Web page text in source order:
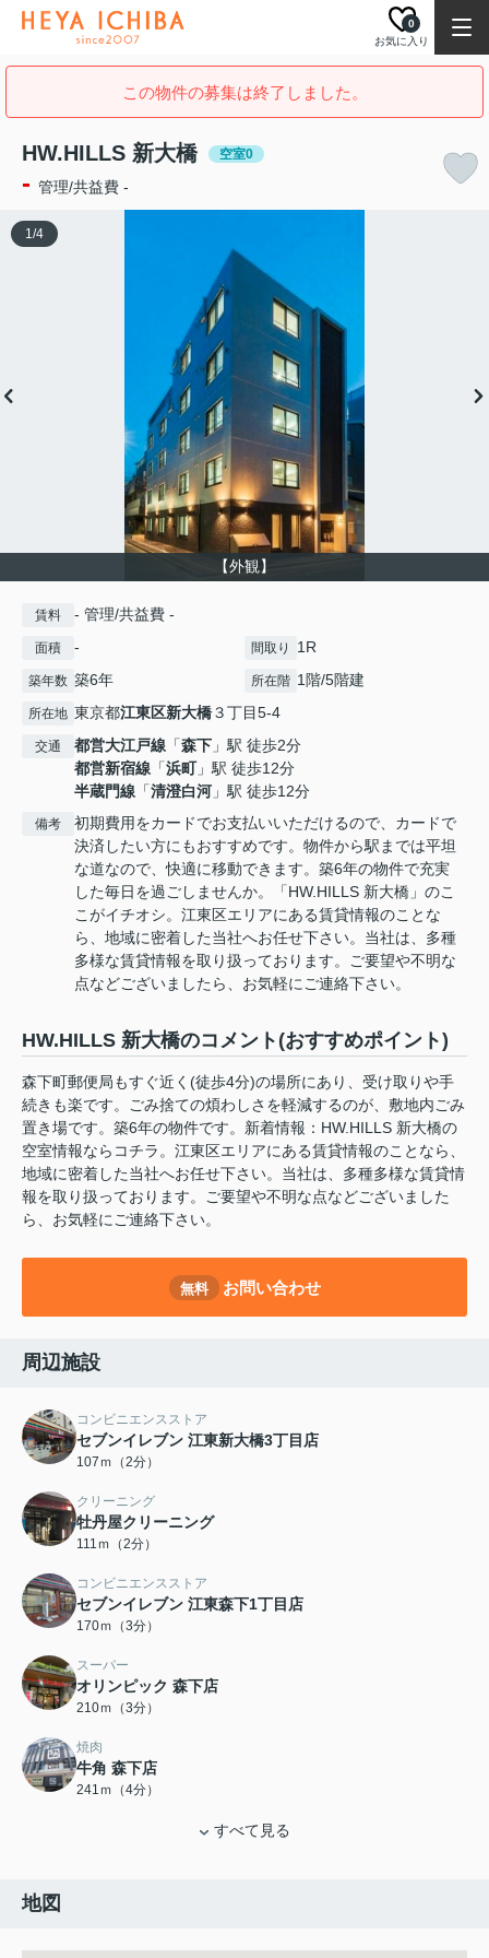
お気に入り
0
この物件の募集は終了しました。
HW.HILLS 新大橋 空室0
- 管理/共益費 -
【外観】
1/4
賃料 - 管理/共益費 -
面積 - 間取り 1R
築年数 築6年 所在階 1階/5階建
所在地 東京都江東区新大橋３丁目5-4
交通 都営大江戸線 「森下 」駅 徒歩2分
都営新宿線 「浜町」駅 徒歩12分
半蔵門線 「清澄白河 」駅 徒歩12分
備考
初期費用をカードでお支払いいただけるので、カードで
決済したい方にもおすすめです。物件から駅までは平坦
な道なので、快適に移動できます。築6年の物件で充実
した毎日を過ごしませんか。「HW.HILLS 新大橋」のこ
こがイチオシ。江東区エリアにある賃貸情報のことな
ら、地域に密着した当社へお任せ下さい。当社は、多種
多様な賃貸情報を取り扱っております。ご要望や不明な
点などございましたら、お気軽にご連絡下さい。
HW.HILLS 新大橋のコメント(おすすめポイント)
森下町郵便局もすぐ近く(徒歩4分)の場所にあり、受け取りや手
続きも楽です。ごみ捨ての煩わしさを軽減するのが、敷地内ごみ
置き場です。築6年の物件です。新着情報：HW.HILLS 新大橋の
空室情報ならコチラ。江東区エリアにある賃貸情報のことなら、
地域に密着した当社へお任せ下さい。当社は、多種多様な賃貸情
報を取り扱っております。ご要望や不明な点などございました
ら、お気軽にご連絡下さい。
無料 お問い合わせ
周辺施設
コンビニエンスストア
セブンイレブン 江東新大橋3丁目店
107ｍ（2分）
クリーニング
牡丹屋クリーニング
111ｍ（2分）
コンビニエンスストア
セブンイレブン 江東森下1丁目店
170ｍ（3分）
スーパー
オリンピック 森下店
210ｍ（3分）
焼肉
牛角 森下店
241ｍ（4分）
すべて見る
地図